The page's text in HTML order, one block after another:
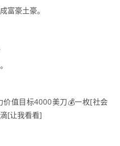
富豪土豪。
值目标4000美刀💰一枚[社会
[让我看看]